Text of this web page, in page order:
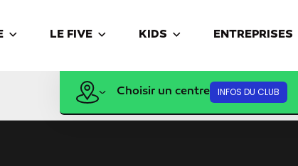
LE FIVE KIDS ENTREPRISES
Choisir un centre INFOS DU CLUB